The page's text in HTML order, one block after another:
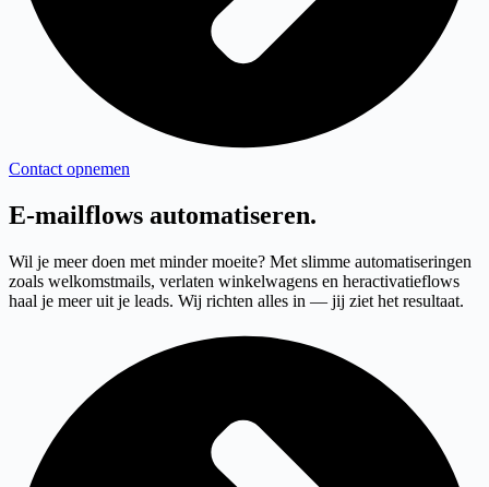
Contact opnemen
E-mailflows automatiseren.
Wil je meer doen met minder moeite? Met slimme automatiseringen
zoals welkomstmails, verlaten winkelwagens en heractivatieflows
haal je meer uit je leads. Wij richten alles in — jij ziet het resultaat.